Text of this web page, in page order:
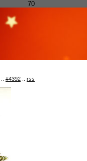
70
:: #4392 :: rss